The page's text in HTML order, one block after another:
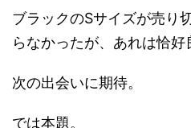
ブラックのSサイズが売り
らなかったが、あれは恰好
次の出会いに期待。
では本題。